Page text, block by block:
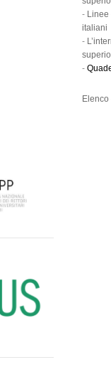
-
italiani
-
-